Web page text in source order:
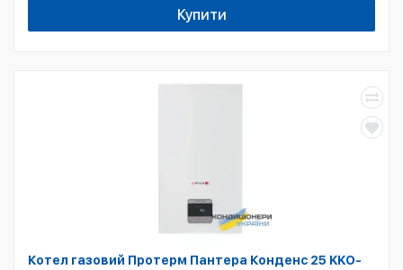
Купити
Котел газовий Протерм Пантера Конденс 25 KKO-